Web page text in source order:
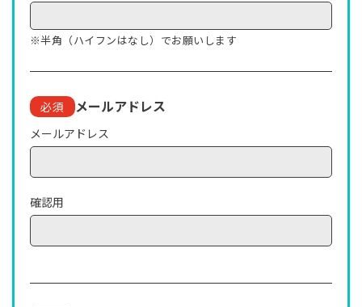
※半角（ハイフンはなし）でお願いします
必須 メールアドレス
メールアドレス
確認用